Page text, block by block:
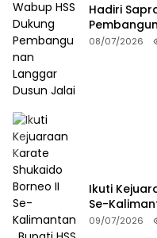
Hadiri
08/07/2026
Ikuti
Se-
FORKI
09/07/2026